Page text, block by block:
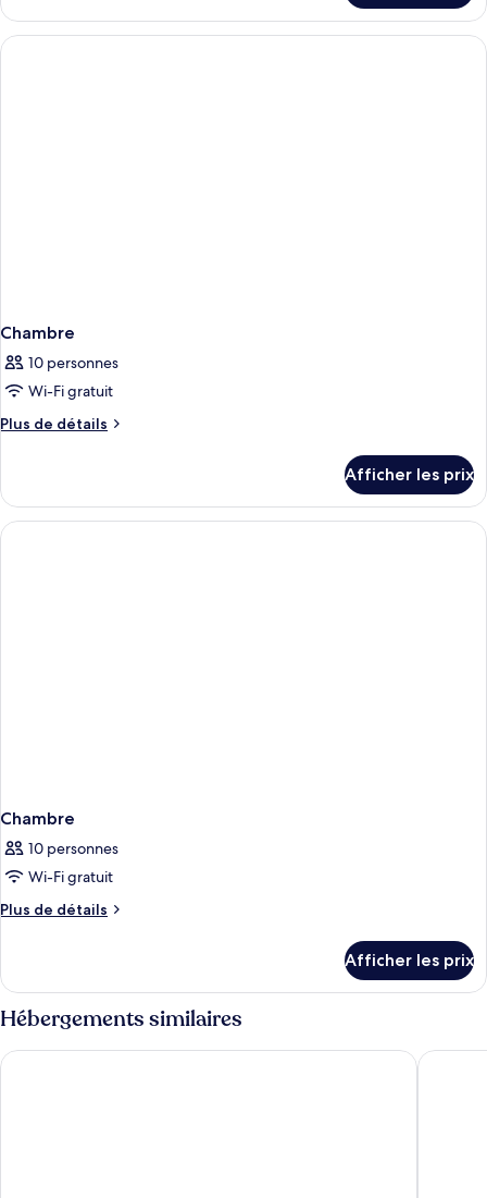
Chambre
Chambre
10 personnes
Wi-Fi gratuit
Plus de détails
Plus
Chambre
Afficher les prix
Chambre
10 personnes
Wi-Fi gratuit
Plus de détails
Plus
Chambre
Afficher les prix
Hébergements similaires
Hotel Riu Palace Kukulkan - Adults Only - All InclusiveAtelier